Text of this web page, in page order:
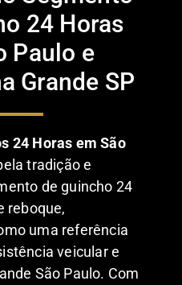
24 Horas
Paulo e
Grande SP
24 Horas em São
tradição e
de guincho 24
reboque,
uma referência
veicular e
São Paulo. Com